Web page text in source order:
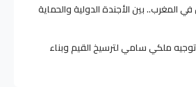
المغرب.. بين الأجندة الدولية والحماية
ملكي سامي لترسيخ القيم وبناء